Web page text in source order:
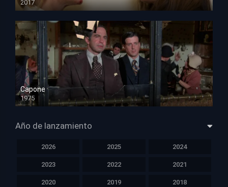
2017
HD 720p
Capone
1975
HD 1080p
Año de lanzamiento
2026 2025 2024
2023 2022 2021
2020 2019 2018